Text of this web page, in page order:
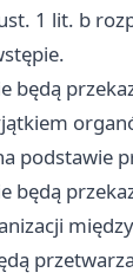
1 lit. b
będą
podstawie
będą